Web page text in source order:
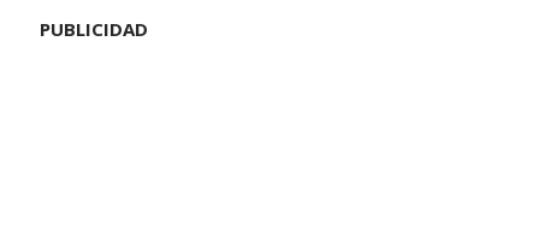
PUBLICIDAD